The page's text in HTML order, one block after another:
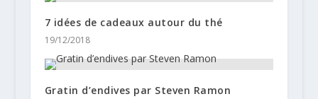
7 idées de cadeaux autour du thé
19/12/2018
Gratin d’endives par Steven Ramon